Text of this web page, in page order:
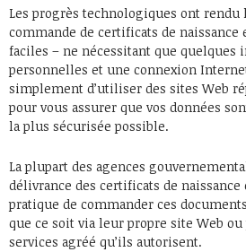
Les progrès technologiques ont rendu
commande de certificats de
faciles – ne nécessitant que quelques
personnelles et une connexion
simplement d’utiliser des sites Web
pour vous assurer que vos données
la plus sécurisée possible.
La plupart des agences
délivrance des certificats de
pratique de commander ces
que ce soit via leur propre site Web
services agréé qu’ils autorisent.